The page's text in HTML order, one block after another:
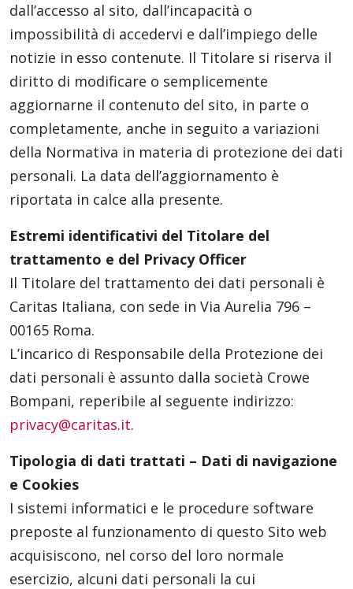
dall’accesso al sito, dall’incapacità o
impossibilità di accedervi e dall’impiego delle
notizie in esso contenute. Il Titolare si riserva il
diritto di modificare o semplicemente
aggiornarne il contenuto del sito, in parte o
completamente, anche in seguito a variazioni
della Normativa in materia di protezione dei dati
personali. La data dell’aggiornamento è
riportata in calce alla presente.
Estremi identificativi del Titolare del
trattamento e del Privacy Officer
Il Titolare del trattamento dei dati personali è
Caritas Italiana, con sede in Via Aurelia 796 –
00165 Roma.
L’incarico di Responsabile della Protezione dei
dati personali è assunto dalla società Crowe
Bompani, reperibile al seguente indirizzo:
privacy@caritas.it.
Tipologia di dati trattati – Dati di navigazione
e Cookies
I sistemi informatici e le procedure software
preposte al funzionamento di questo Sito web
acquisiscono, nel corso del loro normale
esercizio, alcuni dati personali la cui